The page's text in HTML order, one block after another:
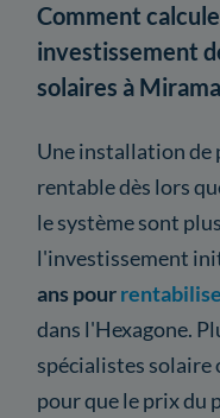
Comment
investissement
solaires à
Une installation de
rentable dès lors
le système sont
l'investissement
ans pour
dans l'Hexagone.
spécialistes solaire
pour que le prix du